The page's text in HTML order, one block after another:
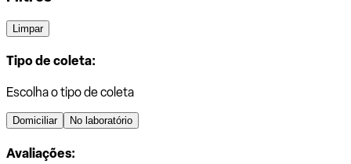
Limpar
Tipo de coleta:
Escolha o tipo de coleta
Domiciliar No laboratório
Avaliações: